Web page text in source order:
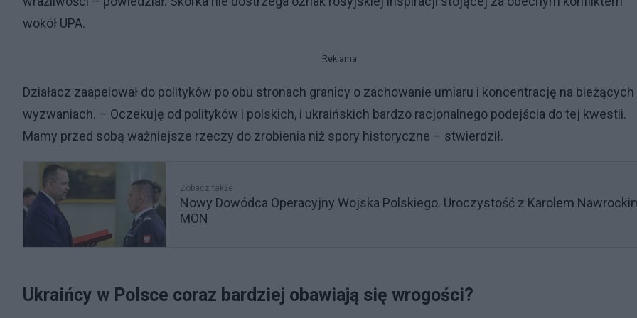
wokół UPA.
Reklama
Działacz zaapelował do polityków po obu stronach granicy o zachowanie umiaru i koncentrację na bieżących
wyzwaniach. – Oczekuję od polityków i polskich, i ukraińskich bardzo racjonalnego podejścia do tej kwestii.
Mamy przed sobą ważniejsze rzeczy do zrobienia niż spory historyczne – stwierdził.
Zobacz także
Nowy Dowódca Operacyjny Wojska Polskiego. Uroczystość z Karolem
MON
Ukraińcy w Polsce coraz bardziej obawiają się wrogości?